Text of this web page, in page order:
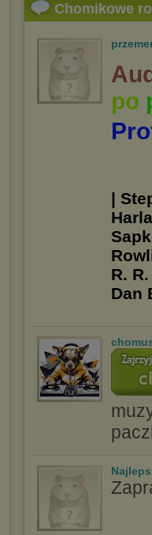
Chomikowe
po
|
R.
Dan